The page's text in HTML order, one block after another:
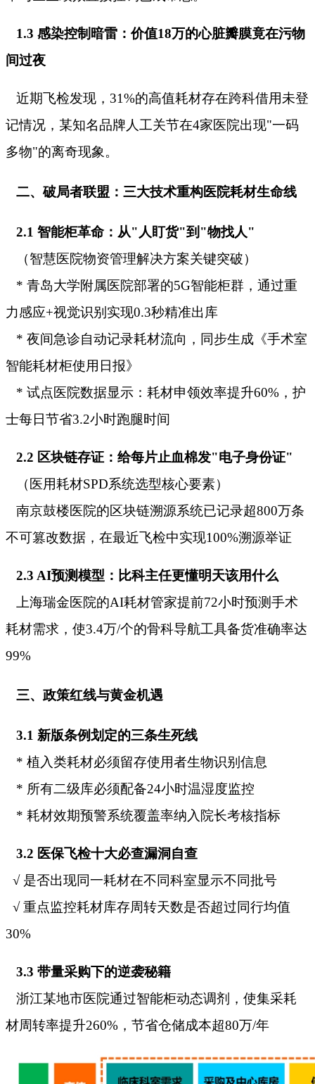
1.3 感染控制暗雷：价值18万的心脏瓣膜竟在污物
间过夜
近期飞检发现，31%的高值耗材存在跨科借用未登
记情况，某知名品牌人工关节在4家医院出现"一码
多物"的离奇现象。
二、破局者联盟：三大技术重构医院耗材生命线
2.1 智能柜革命：从"人盯货"到"物找人"
（智慧医院物资管理解决方案关键突破）
* 青岛大学附属医院部署的5G智能柜群，通过重
力感应+视觉识别实现0.3秒精准出库
* 夜间急诊自动记录耗材流向，同步生成《手术室
智能耗材柜使用日报》
* 试点医院数据显示：耗材申领效率提升60%，护
士每日节省3.2小时跑腿时间
2.2 区块链存证：给每片止血棉发"电子身份证"
（医用耗材SPD系统选型核心要素）
南京鼓楼医院的区块链溯源系统已记录超800万条
不可篡改数据，在最近飞检中实现100%溯源举证
2.3 AI预测模型：比科主任更懂明天该用什么
上海瑞金医院的AI耗材管家提前72小时预测手术
耗材需求，使3.4万/个的骨科导航工具备货准确率达
99%
三、政策红线与黄金机遇
3.1 新版条例划定的三条生死线
* 植入类耗材必须留存使用者生物识别信息
* 所有二级库必须配备24小时温湿度监控
* 耗材效期预警系统覆盖率纳入院长考核指标
3.2 医保飞检十大必查漏洞自查
√ 是否出现同一耗材在不同科室显示不同批号
√ 重点监控耗材库存周转天数是否超过同行均值
30%
3.3 带量采购下的逆袭秘籍
浙江某地市医院通过智能柜动态调剂，使集采耗
材周转率提升260%，节省仓储成本超80万/年